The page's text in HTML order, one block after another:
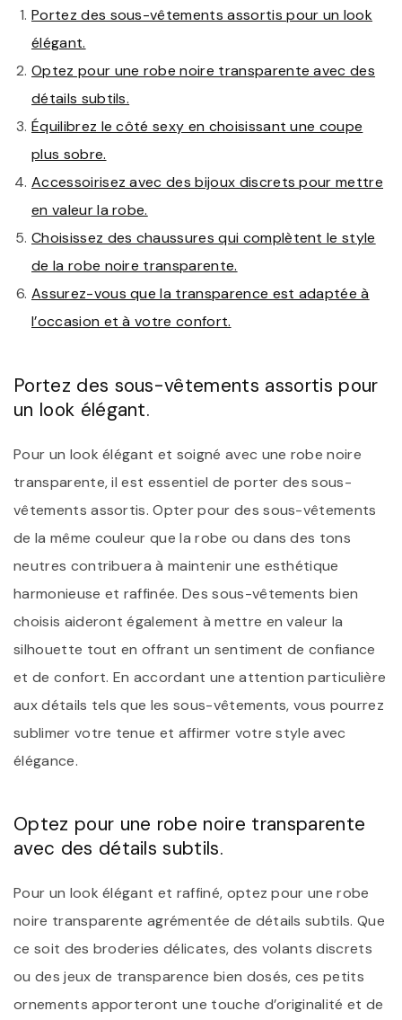
Portez des sous-vêtements assortis pour un look
élégant.
Optez pour une robe noire transparente avec des
détails subtils.
Équilibrez le côté sexy en choisissant une coupe
plus sobre.
Accessoirisez avec des bijoux discrets pour mettre
en valeur la robe.
Choisissez des chaussures qui complètent le style
de la robe noire transparente.
Assurez-vous que la transparence est adaptée à
l’occasion et à votre confort.
Portez des sous-vêtements assortis pour
un look élégant.
Pour un look élégant et soigné avec une robe noire
transparente, il est essentiel de porter des sous-
vêtements assortis. Opter pour des sous-vêtements
de la même couleur que la robe ou dans des tons
neutres contribuera à maintenir une esthétique
harmonieuse et raffinée. Des sous-vêtements bien
choisis aideront également à mettre en valeur la
silhouette tout en offrant un sentiment de confiance
et de confort. En accordant une attention particulière
aux détails tels que les sous-vêtements, vous pourrez
sublimer votre tenue et affirmer votre style avec
élégance.
Optez pour une robe noire transparente
avec des détails subtils.
Pour un look élégant et raffiné, optez pour une robe
noire transparente agrémentée de détails subtils. Que
ce soit des broderies délicates, des volants discrets
ou des jeux de transparence bien dosés, ces petits
ornements apporteront une touche d’originalité et de